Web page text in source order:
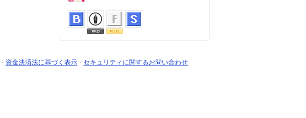
- 資金決済法に基づく表示 - セキュリティに関するお問い合わせ